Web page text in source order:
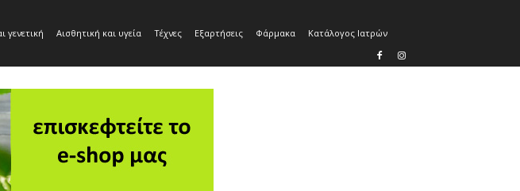
γενετική Αισθητική και υγεία Τέχνες Εξαρτήσεις Φάρμακα Κατάλογος Ιατρών